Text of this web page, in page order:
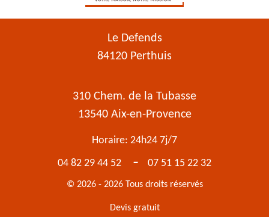
Le Defends
84120 Perthuis
310 Chem. de la Tubasse
13540 Aix-en-Provence
Horaire: 24h24 7j/7
04 82 29 44 52
- 07 51 15 22 32
© 2026 - 2026 Tous droits réservés
Devis gratuit